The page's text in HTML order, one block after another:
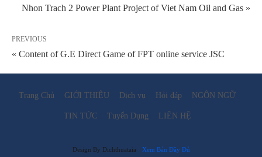
Nhon Trach 2 Power Plant Project of Viet Nam Oil and Gas »
PREVIOUS
« Content of G.E Direct Game of FPT online service JSC
Trang Chủ GIỚI THIỆU Dịch vụ Hỏi đáp NGÔN NGỮ
TIN TỨC Tuyển Dụng LIÊN HỆ
Design By Dichthuataia Xem Bản Đầy Đủ